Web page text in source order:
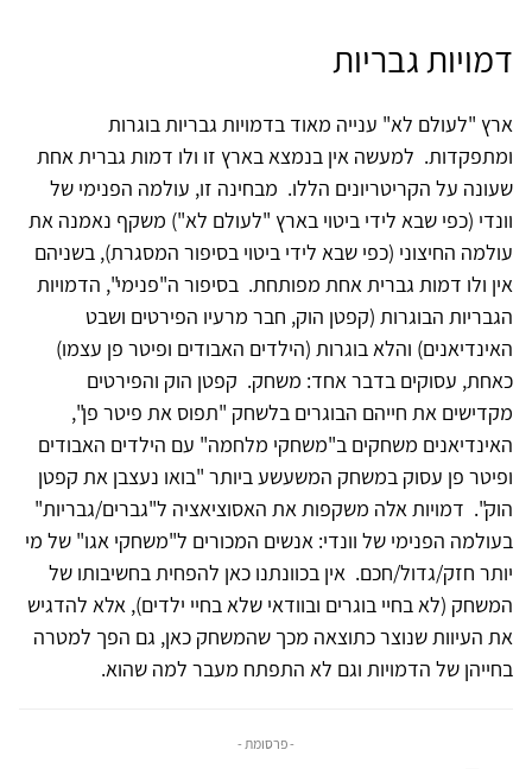
דמויות גבריות
ארץ "לעולם לא" ענייה מאוד בדמויות גבריות בוגרות
ומתפקדות. למעשה אין בנמצא בארץ זו ולו דמות גברית אחת
שעונה על הקריטריונים הללו. מבחינה זו, עולמה הפנימי של
וונדי (כפי שבא לידי ביטוי בארץ "לעולם לא") משקף נאמנה את
עולמה החיצוני (כפי שבא לידי ביטוי בסיפור המסגרת), בשניהם
אין ולו דמות גברית אחת מפותחת. בסיפור ה"פנימי", הדמויות
הגבריות הבוגרות (קפטן הוק, חבר מרעיו הפירטים ושבט
האינדיאנים) והלא בוגרות (הילדים האבודים ופיטר פן עצמו)
כאחת, עסוקים בדבר אחד: משחק. קפטן הוק והפירטים
מקדישים את חייהם הבוגרים בלשחק "תפוס את פיטר פן",
האינדיאנים משחקים ב"משחקי מלחמה" עם הילדים האבודים
ופיטר פן עסוק במשחק המשעשע ביותר "בואו נעצבן את קפטן
הוק". דמויות אלה משקפות את האסוציאציה ל"גברים/גבריות"
בעולמה הפנימי של וונדי: אנשים המכורים ל"משחקי אגו" של מי
יותר חזק/גדול/חכם. אין בכוונתנו כאן להפחית בחשיבותו של
המשחק (לא בחיי בוגרים ובוודאי שלא בחיי ילדים), אלא להדגיש
את העיוות שנוצר כתוצאה מכך שהמשחק כאן, גם הפך למטרה
בחייהן של הדמויות וגם לא התפתח מעבר למה שהוא.
- פרסומת -